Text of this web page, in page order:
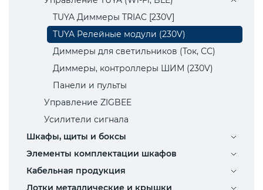
TUYA Диммеры TRIAC [230V]
TUYA Релейные модули (230V)
Диммеры для светильников (Ток, СС)
Диммеры, контроллеры ШИМ (230V)
Панели и пульты
Управление ZIGBEE
Усилители сигнала
Шкафы, щиты и боксы
Элементы комплектации шкафов
Кабельная продукция
Лотки металлические и крышки